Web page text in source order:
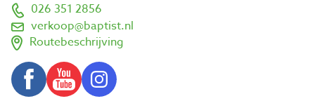
026 351 2856
verkoop@baptist.nl
Routebeschrijving